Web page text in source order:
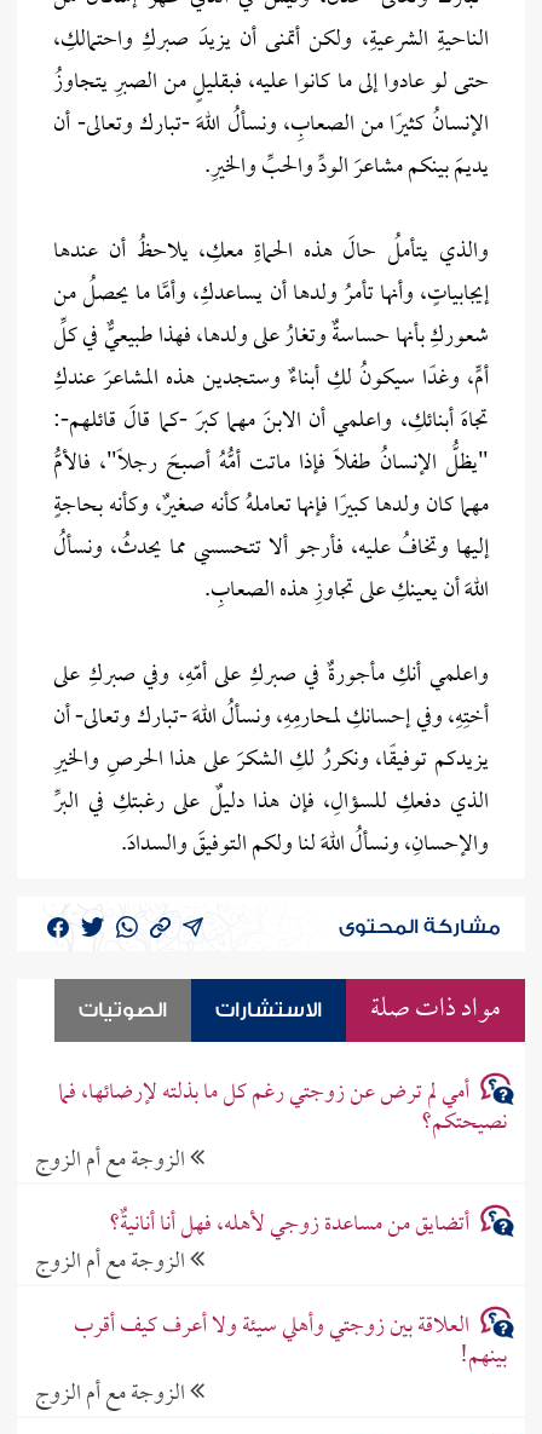
الناحيةِ الشرعيةِ، ولكن أتمنى أن يزيدَ صبركِ واحتمالكِ،
حتى لو عادوا إلى ما كانوا عليه، فبقليلٍ من الصبرِ يتجاوزُ
الإنسانُ كثيرًا من الصعابِ، ونسألُ اللهَ -تبارك وتعالى- أن
يديمَ بينكم مشاعرَ الودِّ والحبِّ والخيرِ.
والذي يتأملُ حالَ هذه الحماةِ معكِ، يلاحظُ أن عندها
إيجابياتٍ، وأنها تأمرُ ولدها أن يساعدكِ، وأمَّا ما يحصلُ من
شعوركِ بأنها حساسةٌ وتغارُ على ولدها، فهذا طبيعيٌّ في كلِّ
أمٍّ، وغدًا سيكونُ لكِ أبناءٌ وستجدين هذه المشاعرَ عندكِ
تجاهَ أبنائكِ، واعلمي أن الابنَ مهما كبرَ -كما قالَ قائلهم-:
"يظلُّ الإنسانُ طفلاً فإذا ماتت أمُّهُ أصبحَ رجلاً"، فالأمُّ
مهما كان ولدها كبيرًا فإنها تعاملهُ كأنه صغيرٌ، وكأنه بحاجةٍ
إليها وتخافُ عليه، فأرجو ألا تتحسسي مما يحدثُ، ونسألُ
اللهَ أن يعينكِ على تجاوزِ هذه الصعابِ.
واعلمي أنكِ مأجورةٌ في صبركِ على أمّهِ، وفي صبركِ على
أختِهِ، وفي إحسانكِ لمحارمِهِ، ونسألُ اللهَ -تبارك وتعالى- أن
يزيدكم توفيقًا، ونكررُ لكِ الشكرَ على هذا الحرصِ والخيرِ
الذي دفعكِ للسؤالِ، فإن هذا دليلٌ على رغبتكِ في البرِّ
والإحسانِ، ونسألُ اللهَ لنا ولكم التوفيقَ والسدادَ.
مشاركة المحتوى
مواد ذات صلة الاستشارات الصوتيات
أمي لم ترض عن زوجتي رغم كل ما بذلته لإرضائها، فما
نصيحتكم؟
الزوجة مع أم الزوج
أتضايق من مساعدة زوجي لأهله، فهل أنا أنانيةٌ؟
الزوجة مع أم الزوج
العلاقة بين زوجتي وأهلي سيئة ولا أعرف كيف أقرب
بينهم!
الزوجة مع أم الزوج